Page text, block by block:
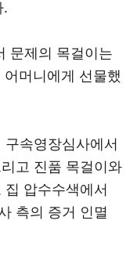
.
문제의 목걸이는
머니에게 선물했
속영장심사에서
고 진품 목걸이와
압수수색에서
측의 증거 인멸